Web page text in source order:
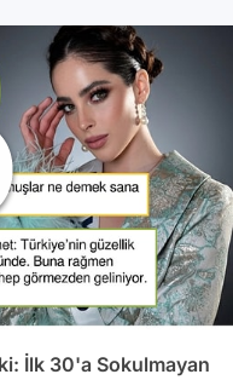
İlk 30'a Sokulmayan